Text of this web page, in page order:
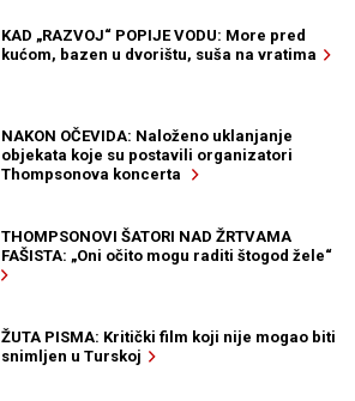
KAD „RAZVOJ“ POPIJE VODU: More pred
kućom, bazen u dvorištu, suša na vratima
NAKON OČEVIDA: Naloženo uklanjanje
objekata koje su postavili organizatori
Thompsonova koncerta
THOMPSONOVI ŠATORI NAD ŽRTVAMA
FAŠISTA: „Oni očito mogu raditi štogod žele“
ŽUTA PISMA: Kritički film koji nije mogao biti
snimljen u Turskoj